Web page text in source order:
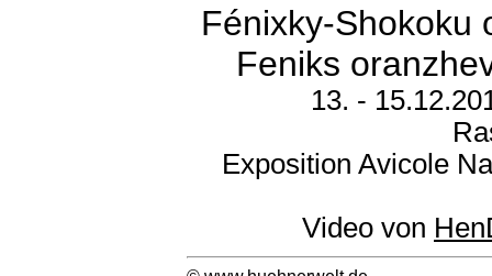
Fénixky-Shokoku
Feniks
13. -
Exposition Avicole
Video von